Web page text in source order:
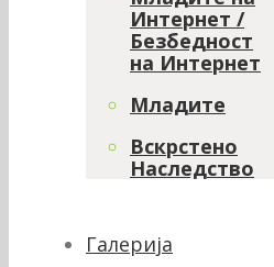
Интернет /
Безбедност
на Интернет
Младите
Вскрстено
Наследство
Галерија